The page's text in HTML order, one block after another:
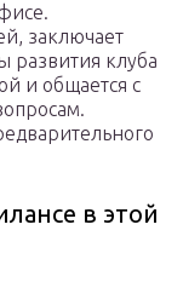
заключает
развития клуба
и общается с
в этой